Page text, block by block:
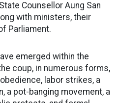
Counsellor Aung San
with ministers, their
Parliament.
emerged within the
coup, in numerous forms,
labor strikes, a
a pot-banging movement, a